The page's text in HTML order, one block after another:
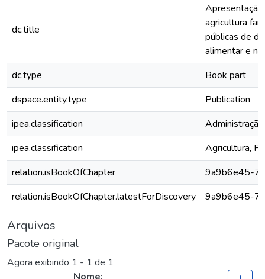
dc.title
agricultura
públicas de
alimentar e
dc.type
Book part
dspace.entity.type
Publication
ipea.classification
ipea.classification
Agricultura,
relation.isBookOfChapter
9a9b6e45-
relation.isBookOfChapter.latestForDiscovery
9a9b6e45-
Arquivos
Pacote original
Agora exibindo 1 - 1 de 1